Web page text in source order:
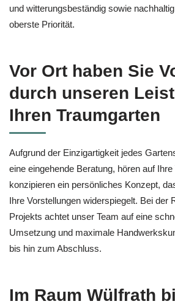
und witterungsbeständig sowie
oberste Priorität.
Vor Ort haben Sie
durch unseren
Ihren Traumgarten
Aufgrund der Einzigartigkeit jedes
eine eingehende Beratung, hören auf
konzipieren ein persönliches Konzept,
Ihre Vorstellungen widerspiegelt. Bei der
Projekts achtet unser Team auf eine
Umsetzung und maximale
bis hin zum Abschluss.
Im Raum Wülfrath